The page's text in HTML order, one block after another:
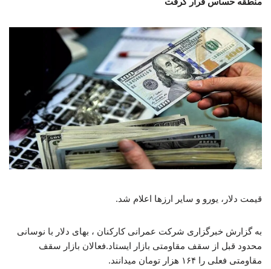
قیمت دلار، یورو و سایر ارزها اعلام شد.
به گزارش خبرگزاری شرکت عمرانی کارکنان ، بهای دلار با نوسانی
محدود قبل از سقف مقاومتی بازار ایستاد.فعالان بازار سقف
مقاومتی فعلی را ۱۶۴ هزار تومان میدانند.